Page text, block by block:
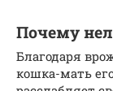
Почему
Благодаря
кошка-мать